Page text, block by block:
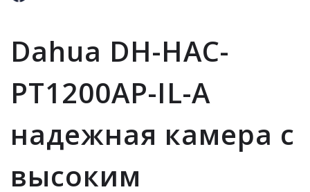
Dahua DH-HAC-
PT1200AP-IL-A
надежная камера с
высоким